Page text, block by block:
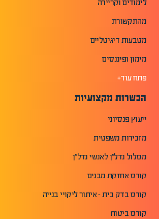
לימודים וקריירה
מהתקשורת
מטבעות דיגיטליים
מימון ופיננסים
פתח עוד+
הכשרות מקצועיות
ייעוץ פנסיוני
מזכירות משפטית
מסלול נדל"ן לאנשי נדל"ן
קורס אחזקת מבנים
קורס בדק בית - איתור ליקויי בנייה
קורס ביטוח